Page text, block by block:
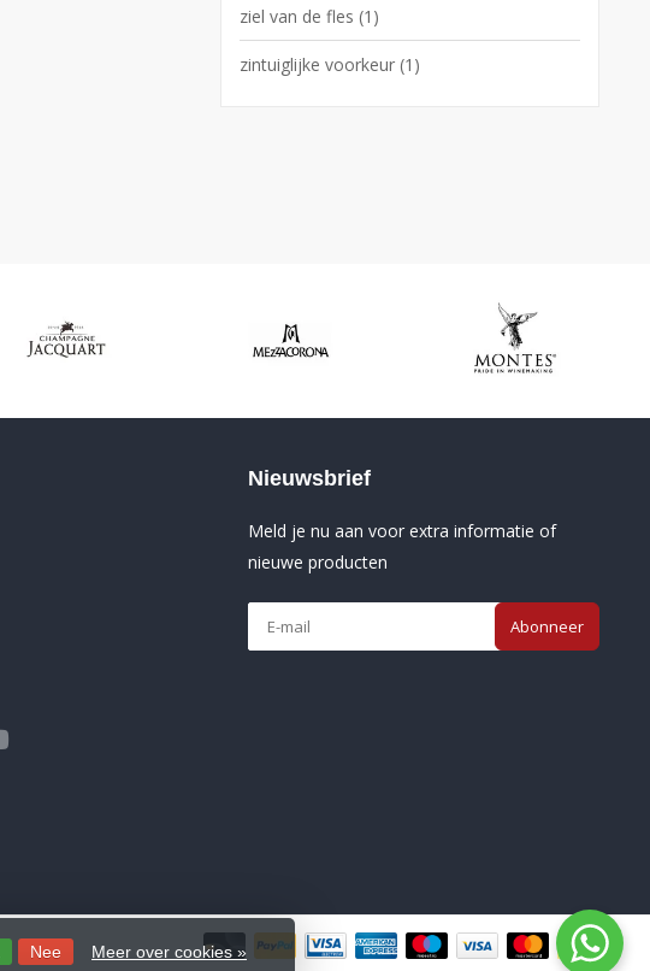
ziel van de fles (1)
zintuiglijke voorkeur (1)
Nieuwsbrief
Meld je nu aan voor extra informatie of
nieuwe producten
Abonneer
Nee Meer over cookies »